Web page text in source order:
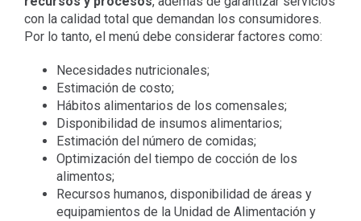
con la calidad total que demandan los consumidores.
Por lo tanto, el menú debe considerar factores como:
Necesidades nutricionales;
Estimación de costo;
Hábitos alimentarios de los comensales;
Disponibilidad de insumos alimentarios;
Estimación del número de comidas;
Optimización del tiempo de cocción de los
alimentos;
Recursos humanos, disponibilidad de áreas y
equipamientos de la Unidad de Alimentación y